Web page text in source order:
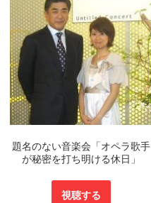
題名のない音楽会「オペラ歌手
が秘密を打ち明ける休日」
視聴する